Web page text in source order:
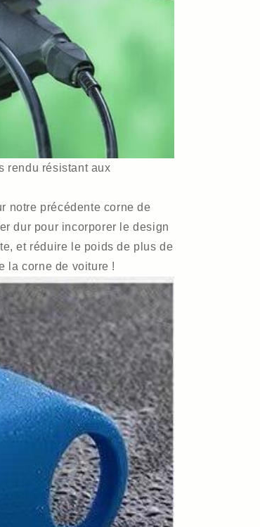
rendu résistant aux
notre précédente corne de
dur pour incorporer le design
et réduire le poids de plus de
la corne de voiture !